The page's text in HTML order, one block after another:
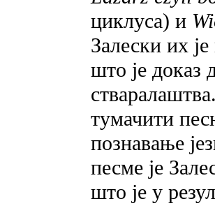
циклуса) и
Залески их
што је доказ
тумачити
познавање
песме је
што je у